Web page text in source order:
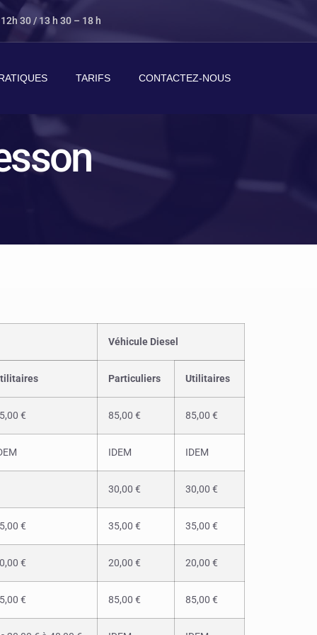
30 / 13 h 30 – 18 h
TARIFS CONTACTEZ-NOUS
Véhicule Diesel
Particuliers Utilitaires
€ 85,00 € 85,00 €
IDEM IDEM
30,00 € 30,00 €
€ 35,00 € 35,00 €
€ 20,00 € 20,00 €
€ 85,00 € 85,00 €